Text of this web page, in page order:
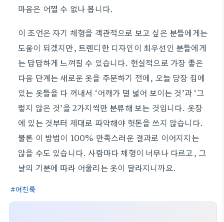
마음은 어쩔 수 없나 봅니다.
이 조언은 자기 체형을 객관적으로 보고 싶은 분들에게는
도움이 되겠지만, 트렌디한 디자인이 최우선인 분들에게
는 답답하게 느껴질 수 있습니다. 현실적으로 가장 좋은
다음 단계는 새로운 옷을 주문하기 전에, 오늘 당장 집에
있는 옷들을 다 꺼내서 ‘어깨가 덜 넓어 보이는 것’과 ‘그
렇지 않은 것’을 2가지씩만 분류해 보는 것입니다. 옷장
에 있는 것부터 제대로 파악해야 헛돈을 쓰지 않습니다.
물론 이 방법이 100% 만족스러운 결과로 이어지지는
않을 수도 있습니다. 사람마다 체형이 너무나 다르고, 그
날의 기분에 따라 어울리는 옷이 달라지니까요.
여친룩